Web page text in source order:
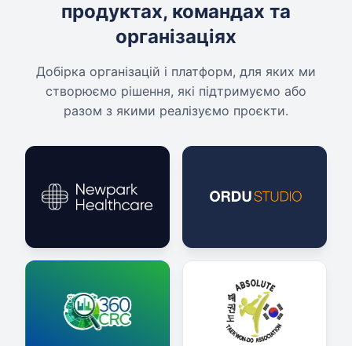
продуктах, командах та
організаціях
Добірка організацій і платформ, для яких ми
створюємо рішення, які підтримуємо або
разом з якими реалізуємо проєкти.